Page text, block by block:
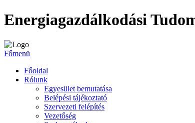
Energiagazdálkodási
Főmenü
Főoldal
Rólunk
Egyesület bemutatása
Belépési tájékoztató
Szervezeti felépítés
Vezetőség